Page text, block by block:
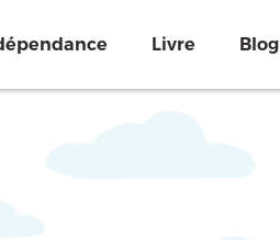
Livre Blog